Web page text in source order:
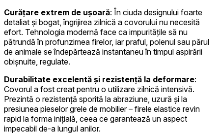
Curățare extrem de ușoară: În ciuda designului foarte
detaliat și bogat, îngrijirea zilnică a covorului nu necesită
efort. Tehnologia modernă face ca impuritățile să nu
pătrundă în profunzimea firelor, iar praful, polenul sau părul
de animale se îndepărtează instantaneu în timpul aspirării
obișnuite, regulate.
Durabilitate excelentă și rezistență la deformare:
Covorul a fost creat pentru o utilizare zilnică intensivă.
Prezintă o rezistență sporită la abraziune, uzură și la
presiunea pieselor grele de mobilier – firele elastice revin
rapid la forma inițială, ceea ce garantează un aspect
impecabil de-a lungul anilor.